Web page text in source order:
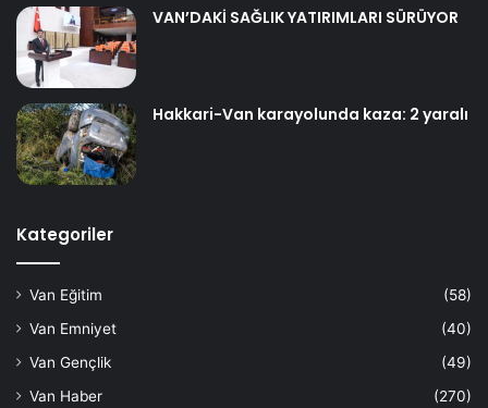
VAN’DAKİ SAĞLIK YATIRIMLARI SÜRÜYOR
Hakkari-Van karayolunda kaza: 2 yaralı
Kategoriler
Van Eğitim
(58)
Van Emniyet
(40)
Van Gençlik
(49)
Van Haber
(270)